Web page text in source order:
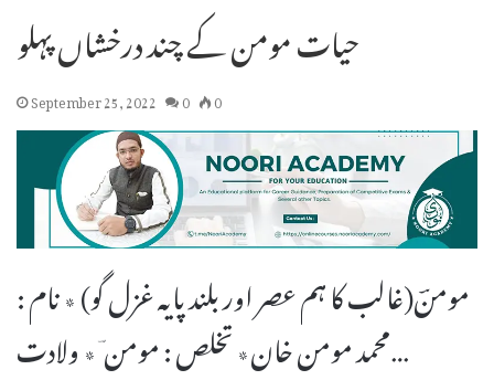
حیات مومن کے چند درخشاں پہلو
September 25, 2022 0 0
مومنؔ(غالب کا ہم عصر اور بلند پایہ غزل گو) ٭ نام :
محمد مومن خان٭ تخلص : مومن ؔ٭ ولادت…